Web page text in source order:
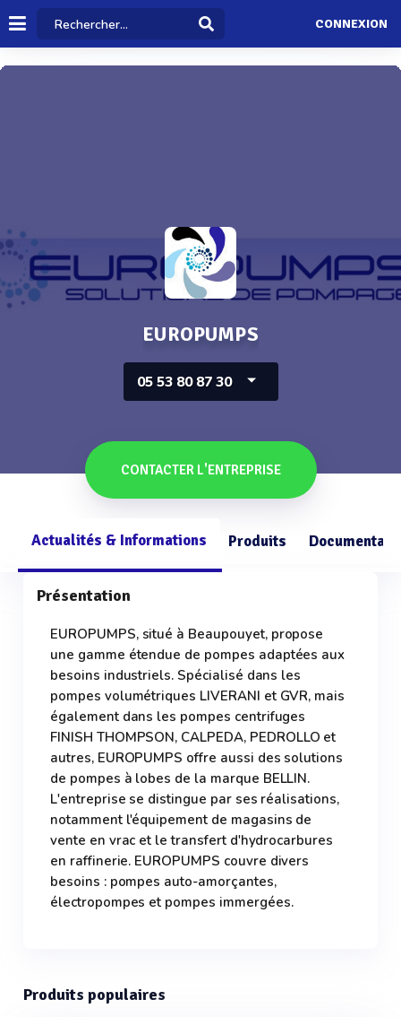
CONNEXION
EUROPUMPS
05 53 80 87 30
CONTACTER L'ENTREPRISE
Actualités & Informations Produits
Présentation
EUROPUMPS, situé à Beaupouyet, propose
une gamme étendue de pompes adaptées aux
besoins industriels. Spécialisé dans les
pompes volumétriques LIVERANI et GVR, mais
également dans les pompes centrifuges
FINISH THOMPSON, CALPEDA, PEDROLLO et
autres, EUROPUMPS offre aussi des solutions
de pompes à lobes de la marque BELLIN.
L'entreprise se distingue par ses réalisations,
notamment l'équipement de magasins de
vente en vrac et le transfert d'hydrocarbures
en raffinerie. EUROPUMPS couvre divers
besoins : pompes auto-amorçantes,
électropompes et pompes immergées.
Produits populaires